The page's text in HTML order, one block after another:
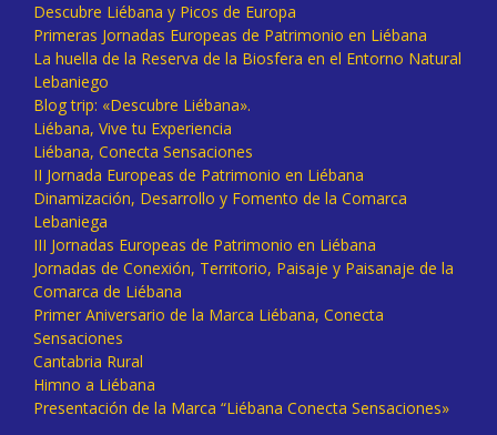
Descubre Liébana y Picos de Europa
Primeras Jornadas Europeas de Patrimonio en Liébana
La huella de la Reserva de la Biosfera en el Entorno Natural
Lebaniego
Blog trip: «Descubre Liébana».
Liébana, Vive tu Experiencia
Liébana, Conecta Sensaciones
II Jornada Europeas de Patrimonio en Liébana
Dinamización, Desarrollo y Fomento de la Comarca
Lebaniega
III Jornadas Europeas de Patrimonio en Liébana
Jornadas de Conexión, Territorio, Paisaje y Paisanaje de la
Comarca de Liébana
Primer Aniversario de la Marca Liébana, Conecta
Sensaciones
Cantabria Rural
Himno a Liébana
Presentación de la Marca “Liébana Conecta Sensaciones»